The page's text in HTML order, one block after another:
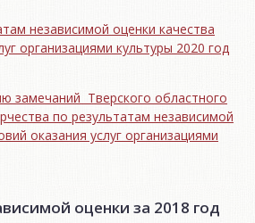
независимой оценки качества
организациями культуры 2020 год
замечаний Тверского областного
по результатам независимой
оказания услуг организациями
оценки за 2018 год